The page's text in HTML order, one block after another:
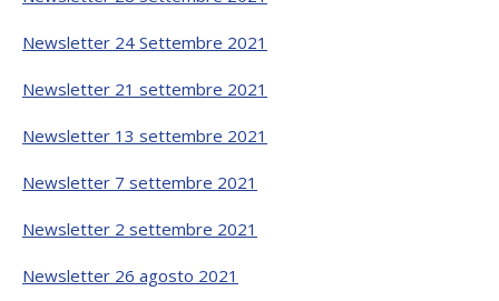
Newsletter 24 Settembre 2021
Newsletter 21 settembre 2021
Newsletter 13 settembre 2021
Newsletter 7 settembre 2021
Newsletter 2 settembre 2021
Newsletter 26 agosto 2021